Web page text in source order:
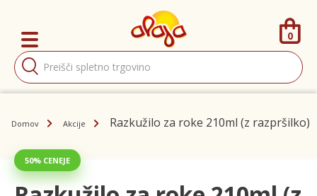
Products
search
0
Domov Akcije Razkužilo za roke 210ml (z razpršilko)
50% CENEJE